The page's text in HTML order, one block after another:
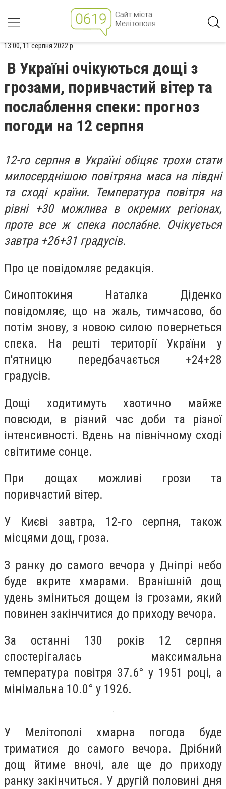
13:00, 11 серпня 2022 р.
В Україні очікуються дощі з
грозами, поривчастий вітер та
послаблення спеки: прогноз
погоди на 12 серпня
12-го серпня в Україні обіцяє трохи стати
милосерднішою повітряна маса на півдні
та сході країни. Температура повітря на
рівні +30 можлива в окремих регіонах,
проте все ж спека послабне. Очікується
завтра +26+31 градусів.
Про це повідомляє редакція.
Синоптокиня Наталка Діденко
повідомляє, що на жаль, тимчасово, бо
потім знову, з новою силою повернеться
спека. На решті території України у
п'ятницю передбачається +24+28
градусів.
Дощі ходитимуть хаотично майже
повсюди, в різний час доби та різної
інтенсивності. Вдень на північному сході
світитиме сонце.
При дощах можливі грози та
поривчастий вітер.
У Києві завтра, 12-го серпня, також
місцями дощ, гроза.
З ранку до самого вечора у Дніпрі небо
буде вкрите хмарами. Вранішній дощ
удень зміниться дощем із грозами, який
повинен закінчитися до приходу вечора.
За останні 130 років 12 серпня
спостерігалась максимальна
температура повітря 37.6° у 1951 році, а
мінімальна 10.0° у 1926.
У Мелітополі хмарна погода буде
триматися до самого вечора. Дрібний
дощ йтиме вночі, але ще до приходу
ранку закінчиться. У другій половині дня